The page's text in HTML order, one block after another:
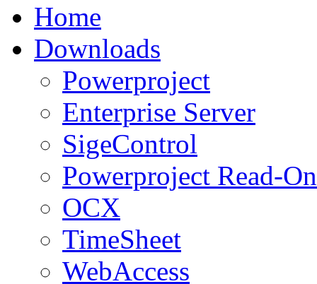
Home
Downloads
Powerproject
Enterprise Server
SigeControl
Powerproject Read-
OCX
TimeSheet
WebAccess